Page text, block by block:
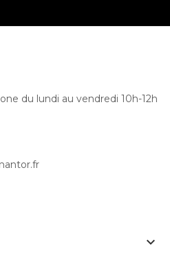
du lundi au vendredi 10h-12h
